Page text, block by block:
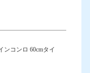
コンロ 60cmタイ